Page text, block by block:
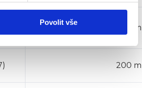
Povolit vše
200 m
200 m